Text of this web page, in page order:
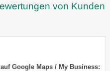
von Kunden
Google Maps / My Business: